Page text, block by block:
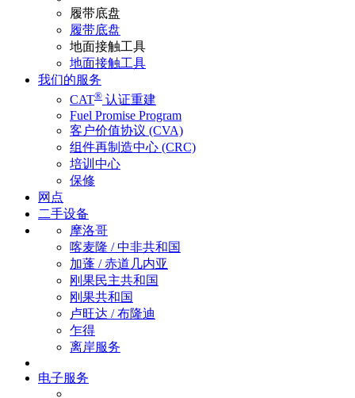
履带底盘
履带底盘
地面接触工具
地面接触工具
我们的服务
CAT® 认证重建
Fuel Promise Program
客户价值协议 (CVA)
组件再制造中心 (CRC)
培训中心
保修
网点
二手设备
摩洛哥
喀麦隆 / 中非共和国
加蓬 / 赤道几内亚
刚果民主共和国
刚果共和国
卢旺达 / 布隆迪
乍得
离岸服务
电子服务